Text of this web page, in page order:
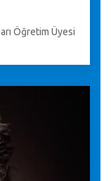
Öğretim Üyesi